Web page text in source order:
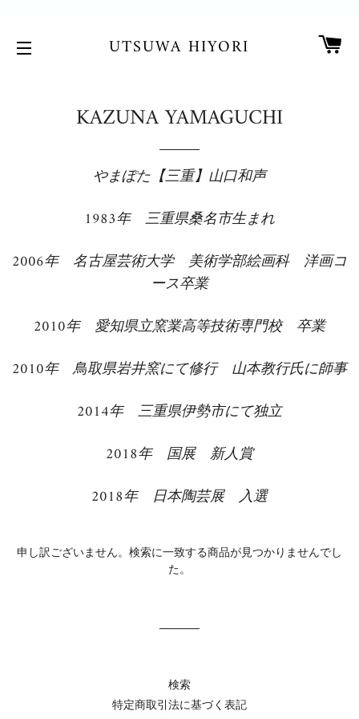
UTSUWA HIYORI
KAZUNA YAMAGUCHI
やまぽた【三重】山口和声
1983年 三重県桑名市生まれ
2006年 名古屋芸術大学 美術学部絵画科 洋画コ
ース卒業
2010年 愛知県立窯業高等技術専門校 卒業
2010年 鳥取県岩井窯にて修行 山本教行氏に師事
2014年 三重県伊勢市にて独立
2018年 国展 新人賞
2018年 日本陶芸展 入選
申し訳ございません。検索に一致する商品が見つかりませんでし
た。
検索
特定商取引法に基づく表記